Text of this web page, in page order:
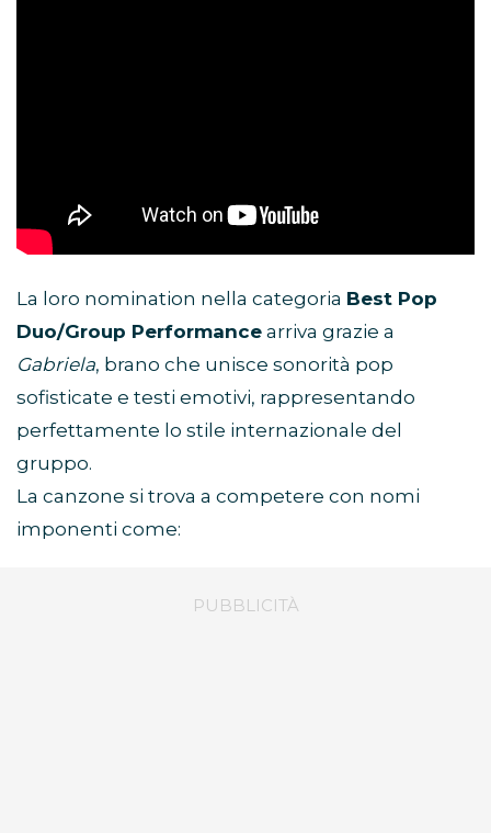
La loro nomination nella categoria Best Pop
Duo/Group Performance arriva grazie a
Gabriela, brano che unisce sonorità pop
sofisticate e testi emotivi, rappresentando
perfettamente lo stile internazionale del
gruppo.
La canzone si trova a competere con nomi
imponenti come: